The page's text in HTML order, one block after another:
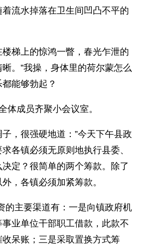
流水掉落在卫生间凹凸不平的
梯上的惊鸿一瞥，春光乍泄的
。”我操，身体里的荷尔蒙怎么
能够勃起？
体成员齐聚小会议室。
，很强硬地道：”今天下午县政
各镇必须无原则地执行县委、
定？很简单的两个筹款。除了
，各镇必须加紧筹款。
的主要渠道有：一是向镇政府机
业单位干部职工借款，此款不
呆账；三是采取置换方式筹